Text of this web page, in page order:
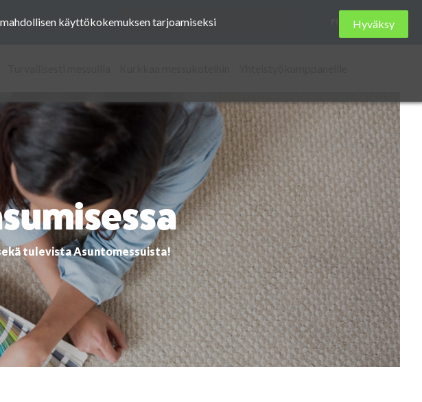
sivustolta
tulevista Asuntomessuista!
käyttökokemuksen tarjoamiseksi
Hyväksy